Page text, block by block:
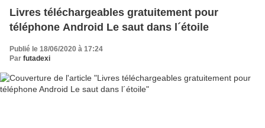
Livres téléchargeables gratuitement pour
téléphone Android Le saut dans l´étoile
Publié le 18/06/2020 à 17:24
Par futadexi